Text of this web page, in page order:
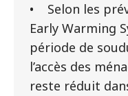
• Selon les
Early Warming
période de
l’accès des
reste réduit